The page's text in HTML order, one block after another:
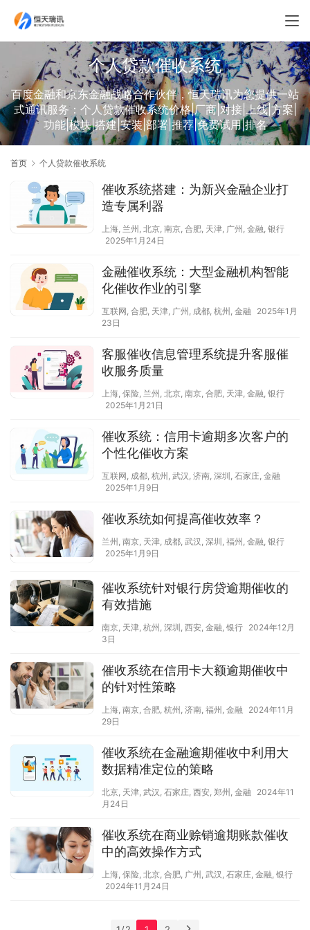
个人贷款催收系统
百度金融和京东金融战略合作伙伴，恒天瑞讯为您提供一站
式通讯服务：个人贷款催收系统价格|厂商|对接|上线|方案|
功能|模块|搭建|安装|部署|推荐|免费试用|排名
首页 个人贷款催收系统
催收系统搭建：为新兴金融企业打
造专属利器
上海, 兰州 , 北京, 南京, 合肥, 天津, 广州 , 金融, 银行
2025年1月24日
金融催收系统：大型金融机构智能
化催收作业的引擎
互联网, 合肥, 天津, 广州 , 成都, 杭州 , 金融
2025年1月
23日
客服催收信息管理系统提升客服催
收服务质量
上海, 保险, 兰州 , 北京, 南京, 合肥, 天津, 金融, 银行
2025年1月21日
催收系统：信用卡逾期多次客户的
个性化催收方案
互联网, 成都, 杭州 , 武汉 , 济南, 深圳 , 石家庄, 金融
2025年1月9日
催收系统如何提高催收效率？
兰州 , 南京, 天津, 成都, 武汉 , 深圳 , 福州 , 金融, 银行
2025年1月9日
催收系统针对银行房贷逾期催收的
有效措施
南京, 天津, 杭州 , 深圳 , 西安, 金融, 银行 2024年12月
3日
催收系统在信用卡大额逾期催收中
的针对性策略
上海, 南京, 合肥, 杭州 , 济南, 福州 , 金融
2024年11月
29日
催收系统在金融逾期催收中利用大
数据精准定位的策略
北京, 天津, 武汉 , 石家庄, 西安, 郑州 , 金融
2024年11
月24日
催收系统在商业赊销逾期账款催收
中的高效操作方式
上海, 保险, 北京, 合肥, 广州 , 武汉 , 石家庄, 金融, 银行
2024年11月24日